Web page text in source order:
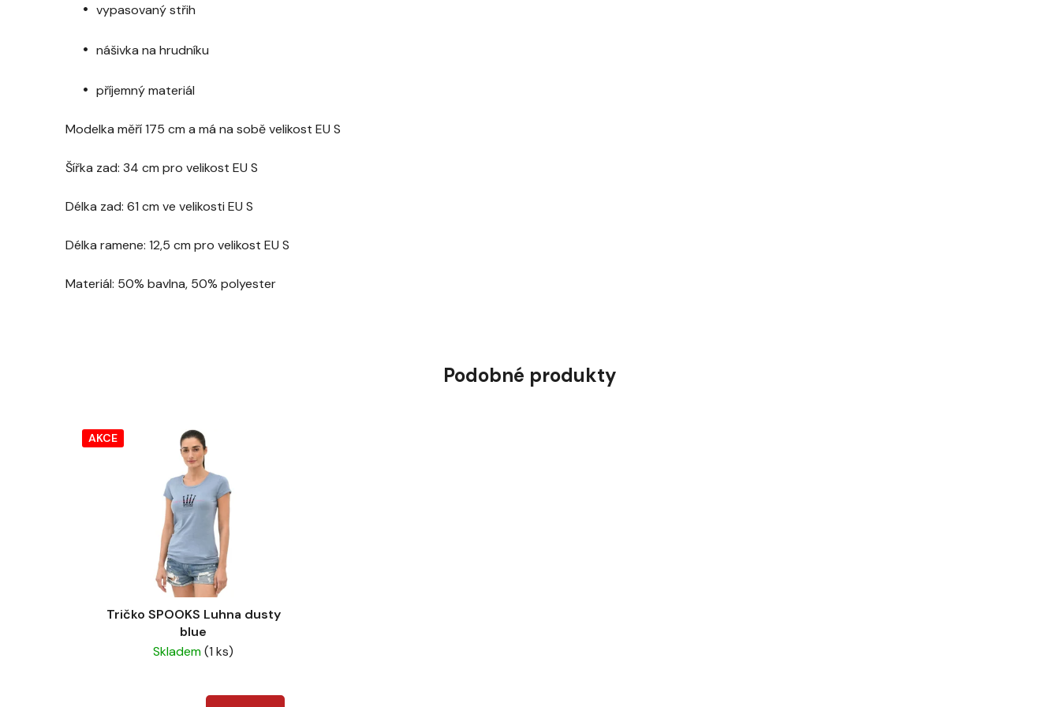
vypasovaný střih
nášivka na hrudníku
příjemný materiál
Modelka měří 175 cm a má na sobě velikost EU S
Šířka zad: 34 cm pro velikost EU S
Délka zad: 61 cm ve velikosti EU S
Délka ramene: 12,5 cm pro velikost EU S
Materiál: 50% bavlna, 50% polyester
Podobné produkty
AKCE
Tričko SPOOKS Luhna dusty
blue
Skladem(1 ks)